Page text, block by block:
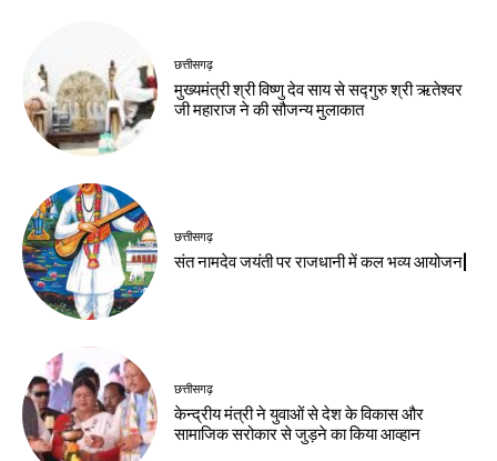
छत्तीसगढ़
मुख्यमंत्री श्री विष्णु देव साय से सद्गुरु श्री ऋतेश्वर
जी महाराज ने की सौजन्य मुलाकात
छत्तीसगढ़
संत नामदेव जयंती पर राजधानी में कल भव्य आयोजन|
छत्तीसगढ़
केन्द्रीय मंत्री ने युवाओं से देश के विकास और
सामाजिक सरोकार से जुड़ने का किया आव्हान